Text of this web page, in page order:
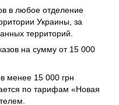
в любое отделение
Украины, за
территорий.
на сумму от 15 000
менее 15 000 грн
по тарифам «Новая